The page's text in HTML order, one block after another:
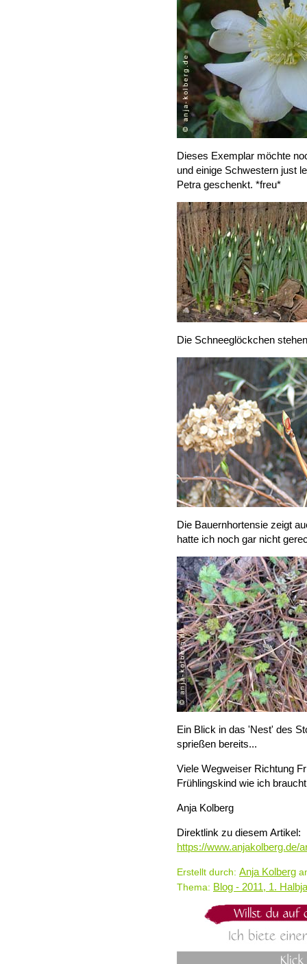
Dieses Exemplar möchte
und einige Schwestern just
Petra geschenkt. *freu*
Die Schneeglöckchen
Die Bauernhortensie zeigt
hatte ich noch gar nicht
Ein Blick in das 'Nest' des
sprießen bereits...
Viele Wegweiser Richtung
Frühlingskind wie ich
Anja Kolberg
Direktlink zu diesem Artikel:
https://www.anjakolberg.de/
Erstellt durch: Anja Kolberg
Thema: Blog - 2011, 1.